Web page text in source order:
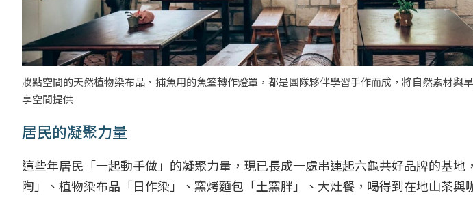
妝點空間的天然植物染布品、捕魚用的魚筌轉作燈罩，都是團隊夥伴學習手作而成，將自然素材與
享空間提供
居民的凝聚力量
這些年居民「一起動手做」的凝聚力量，現已長成一處串連起六龜共好品牌的基地
陶」、植物染布品「日作染」、窯烤麵包「土窯胖」、大灶餐，喝得到在地山茶與